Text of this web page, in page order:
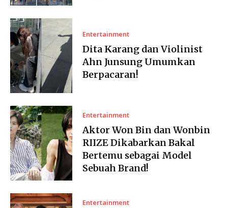
Entertainment
Dita Karang dan Violinist
Ahn Junsung Umumkan
Berpacaran!
Entertainment
Aktor Won Bin dan Wonbin
RIIZE Dikabarkan Bakal
Bertemu sebagai Model
Sebuah Brand!
Entertainment